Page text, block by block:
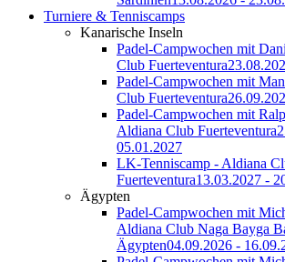
Turniere & Tenniscamps
Kanarische Inseln
Padel-Campwochen mit
Club Fuerteventura
Padel-Campwochen mit
Club Fuerteventura
Padel-Campwochen mit
Aldiana Club Fuerteventura
05.01.2027
LK-Tenniscamp - Aldiana
Fuerteventura13.03.2027 -
Ägypten
Padel-Campwochen mit
Aldiana Club Naga Bayga
Ägypten04.09.2026 -